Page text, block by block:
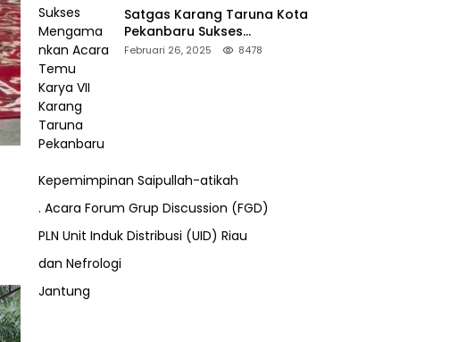
Satgas Karang Taruna Kota
Pekanbaru Sukses
Mengamankan Acara Temu
Februari 26, 2025 8478
Kepemimpinan Saipullah-atikah
. Acara Forum Grup Discussion (FGD)
PLN Unit Induk Distribusi (UID) Riau
dan Nefrologi
Jantung